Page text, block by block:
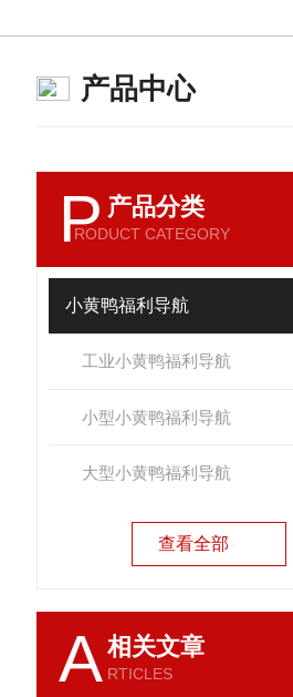
产品中心
P 产品分类
RODUCT CATEGORY
小黄鸭福利导航
工业小黄鸭福利导航
小型小黄鸭福利导航
大型小黄鸭福利导航
查看全部
A相关文章
RTICLES